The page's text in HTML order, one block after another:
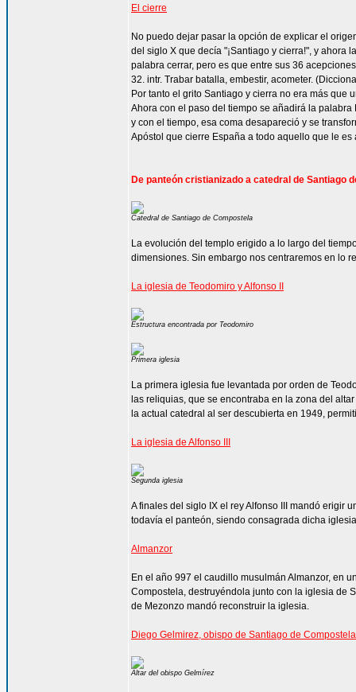
El cierre
No puedo dejar pasar la opción de explicar el
del siglo X que decía "¡Santiago y cierra!", y ahora
palabra cerrar, pero es que entre sus 36
32. intr. Trabar batalla, embestir, acometer.
Por tanto el grito Santiago y cierra no era más
Ahora con el paso del tiempo se añadirá la
y con el tiempo, esa coma desapareció y se
Apóstol que cierre España a todo aquello que le es
De panteón cristianizado a catedral de Santiago
Catedral de Santiago de Compostela
La evolución del templo erigido a lo largo del
dimensiones. Sin embargo nos centraremos en lo
La iglesia de Teodomiro y Alfonso II
Estructura encontrada por Teodomiro
Primera iglesia
La primera iglesia fue levantada por orden de
las reliquias, que se encontraba en la zona del
la actual catedral al ser descubierta en 1949,
La iglesia de Alfonso III
Segunda iglesia
A finales del siglo IX el rey Alfonso III mandó erigir
todavía el panteón, siendo consagrada dicha
Almanzor
En el año 997 el caudillo musulmán Almanzor, en
Compostela, destruyéndola junto con la iglesia de
de Mezonzo mandó reconstruir la iglesia.
Diego Gelmirez, obispo de Santiago de Compostela
Altar del obispo Gelmírez